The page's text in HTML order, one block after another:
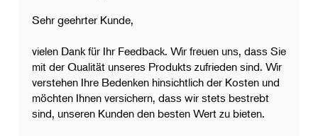
Sehr geehrter Kunde,
vielen Dank für Ihr Feedback. Wir freuen uns, dass Sie
mit der Qualität unseres Produkts zufrieden sind. Wir
verstehen Ihre Bedenken hinsichtlich der Kosten und
möchten Ihnen versichern, dass wir stets bestrebt
sind, unseren Kunden den besten Wert zu bieten.